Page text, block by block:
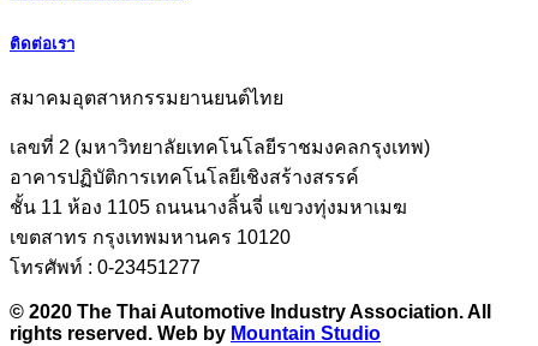
ติดต่อเรา
สมาคมอุตสาหกรรมยานยนต์ไทย
เลขที่ 2 (มหาวิทยาลัยเทคโนโลยีราชมงคลกรุงเทพ)
อาคารปฏิบัติการเทคโนโลยีเชิงสร้างสรรค์
ชั้น 11 ห้อง 1105 ถนนนางลิ้นจี่ แขวงทุ่งมหาเมฆ
เขตสาทร กรุงเทพมหานคร 10120
โทรศัพท์ : 0-23451277
© 2020 The Thai Automotive Industry Association. All
rights reserved. Web by Mountain Studio